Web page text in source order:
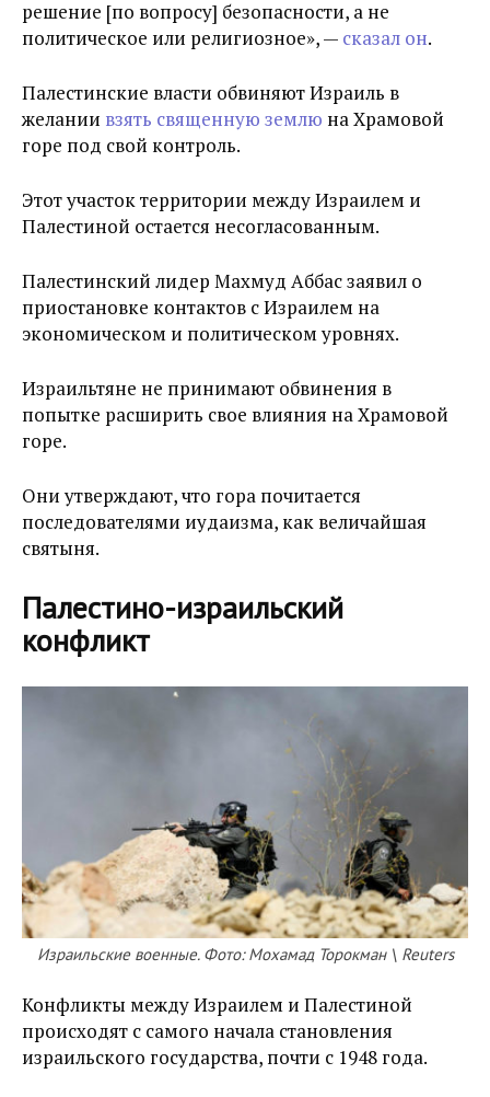
решение [по вопросу] безопасности, а не
политическое или религиозное», — сказал он.
Палестинские власти обвиняют Израиль в
желании взять священную землю на Храмовой
горе под свой контроль.
Этот участок территории между Израилем и
Палестиной остается несогласованным.
Палестинский лидер Махмуд Аббас заявил о
приостановке контактов с Израилем на
экономическом и политическом уровнях.
Израильтяне не принимают обвинения в
попытке расширить свое влияния на Храмовой
горе.
Они утверждают, что гора почитается
последователями иудаизма, как величайшая
святыня.
Палестино-израильский
конфликт
Израильские военные. Фото: Мохамад Торокман \ Reuters
Конфликты между Израилем и Палестиной
происходят с самого начала становления
израильского государства, почти с 1948 года.